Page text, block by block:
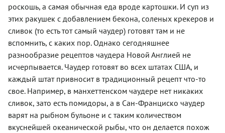
роскошь, а самая обычная еда вроде картошки. И суп из
этих ракушек с добавлением бекона, соленых крекеров и
сливок (то есть тот самый чаудер) готовят там и не
вспомнить, с каких пор. Однако сегодняшнее
разнообразие рецептов чаудера Новой Англией не
исчерпывается. Чаудер готовят во всех штатах США, и
каждый штат привносит в традиционный рецепт что-то
свое. Например, в манхеттенском чаудере нет никаких
сливок, зато есть помидоры, а в Сан-Франциско чаудер
варят на рыбном бульоне и с таким количеством
вкуснейшей океанической рыбы, что он делается похож